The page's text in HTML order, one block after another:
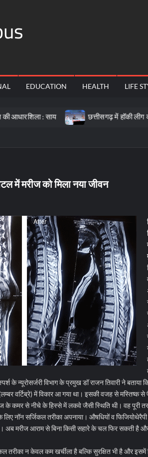
EDUCATION HEALTH LIFE
: साय छत्तीसगढ़ में हॉकी लीग की तैयारी,
में मरीज को मिला नया जीवन
के न्यूरोसर्जरी विभाग के प्रमुख डॉ राजन तिवारी ने बताया
वर्टिब्रे) में विकार आ गया था। इसकी वजह से मस्तिष्क
के कमर से नीचे के हिस्से में लकवे जैसी स्थिति थी। वह पूरी
नॉन सर्जिकल तरीका अपनाया। औषधियों व फिजियोथेरैपी
अब मरीज आराम से बिना किसी सहारे के चल फिर सकती है
तरीका न केवल कम खर्चीला है बल्कि सुरक्षित भी है और